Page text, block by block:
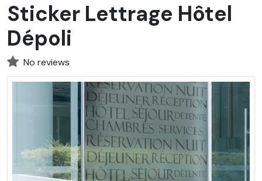
Sticker Lettrage Hôtel
Dépoli
No reviews